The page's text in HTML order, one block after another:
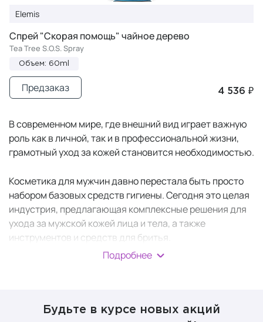
Elemis
Спрей "Скорая помощь" чайное дерево
Tea Tree S.O.S. Spray
Объем: 60ml
4 536 ₽
Предзаказ
В современном мире, где внешний вид играет важную
роль как в личной, так и в профессиональной жизни,
грамотный уход за кожей становится необходимостью.
Косметика для мужчин давно перестала быть просто
набором базовых средств гигиены. Сегодня это целая
индустрия, предлагающая комплексные решения для
ухода за мужской кожей лица и тела, а также
инструментов и средств для бритья.
уверенно в любой ситуации. Главное — найти баланс
Подробнее
Будьте в курсе новых акций